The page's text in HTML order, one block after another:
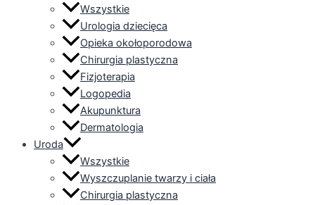
Wszystkie
Urologia dziecięca
Opieka okołoporodowa
Chirurgia plastyczna
Fizjoterapia
Logopedia
Akupunktura
Dermatologia
Uroda
Wszystkie
Wyszczuplanie twarzy i ciała
Chirurgia plastyczna